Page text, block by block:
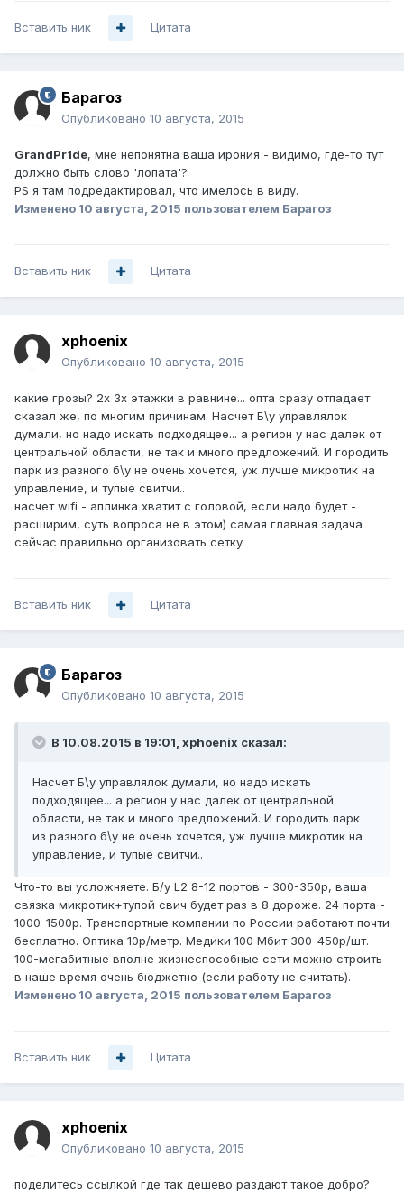
Вставить ник Цитата
Барагоз
Опубликовано 10 августа, 2015
GrandPr1de, мне непонятна ваша ирония - видимо, где-то тут
должно быть слово 'лопата'?
PS я там подредактировал, что имелось в виду.
Изменено 10 августа, 2015 пользователем Барагоз
Вставить ник Цитата
xphoenix
Опубликовано 10 августа, 2015
какие грозы? 2х 3х этажки в равнине... опта сразу отпадает
сказал же, по многим причинам. Насчет Б\у управлялок
думали, но надо искать подходящее... а регион у нас далек от
центральной области, не так и много предложений. И городить
парк из разного б\у не очень хочется, уж лучше микротик на
управление, и тупые свитчи..
насчет wifi - аплинка хватит с головой, если надо будет -
расширим, суть вопроса не в этом) самая главная задача
сейчас правильно организовать сетку
Вставить ник Цитата
Барагоз
Опубликовано 10 августа, 2015
В 10.08.2015 в 19:01, xphoenix сказал:
Насчет Б\у управлялок думали, но надо искать
подходящее... а регион у нас далек от центральной
области, не так и много предложений. И городить парк
из разного б\у не очень хочется, уж лучше микротик на
управление, и тупые свитчи..
Что-то вы усложняете. Б/у L2 8-12 портов - 300-350р, ваша
связка микротик+тупой свич будет раз в 8 дороже. 24 порта -
1000-1500р. Транспортные компании по России работают почти
бесплатно. Оптика 10р/метр. Медики 100 Мбит 300-450р/шт.
100-мегабитные вполне жизнеспособные сети можно строить
в наше время очень бюджетно (если работу не считать).
Изменено 10 августа, 2015 пользователем Барагоз
Вставить ник Цитата
xphoenix
Опубликовано 10 августа, 2015
поделитесь ссылкой где так дешево раздают такое добро?